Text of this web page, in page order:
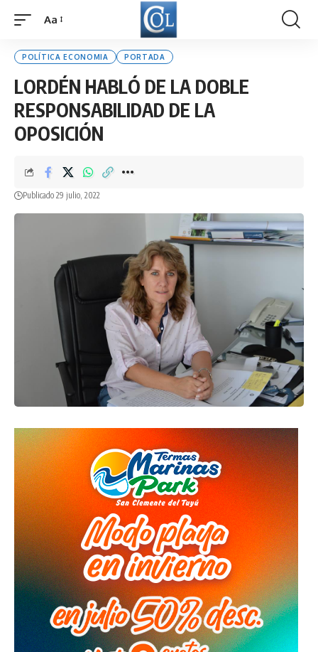
Font
Aa
POLÍTICA ECONOMIA PORTADA
LORDÉN HABLÓ DE LA DOBLE
RESPONSABILIDAD DE LA
OPOSICIÓN
Publicado 29 julio, 2022